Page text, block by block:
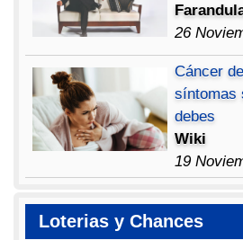
26
Cáncer
síntomas
debes
Wiki
19
Loterias y Chances